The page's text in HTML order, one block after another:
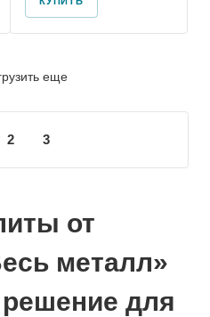
еще
2 3
от
металл»
для